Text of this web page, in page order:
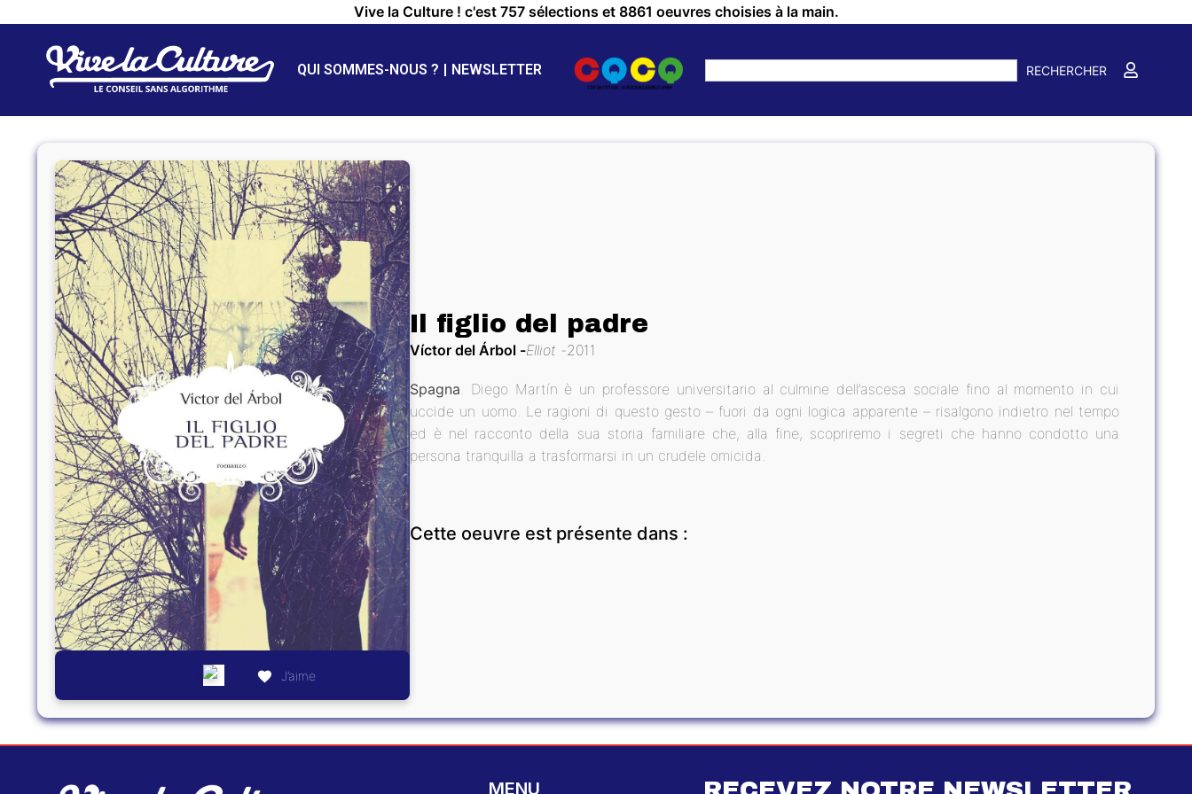
Vive la Culture ! c'est 757 sélections et 8861 oeuvres choisies à la main.
QUI SOMMES-NOUS ? NEWSLETTER RECHERCHER
J’aime
Il figlio del padre
Víctor del Árbol Elliot 2011
Spagna. Diego Martín è un professore universitario al culmine dell’ascesa sociale fino al momento in cui
uccide un uomo. Le ragioni di questo gesto – fuori da ogni logica apparente – risalgono indietro nel tempo
ed è nel racconto della sua storia familiare che, alla fine, scopriremo i segreti che hanno condotto una
persona tranquilla a trasformarsi in un crudele omicida.
Cette oeuvre est présente dans :
MENU